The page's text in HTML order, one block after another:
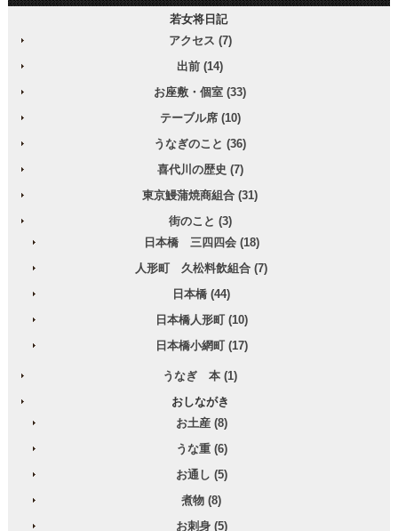
若女将日記
アクセス (7)
出前 (14)
お座敷・個室 (33)
テーブル席 (10)
うなぎのこと (36)
喜代川の歴史 (7)
東京鰻蒲焼商組合 (31)
街のこと (3)
日本橋 三四四会 (18)
人形町 久松料飲組合 (7)
日本橋 (44)
日本橋人形町 (10)
日本橋小網町 (17)
うなぎ 本 (1)
おしながき
お土産 (8)
うな重 (6)
お通し (5)
煮物 (8)
お刺身 (5)